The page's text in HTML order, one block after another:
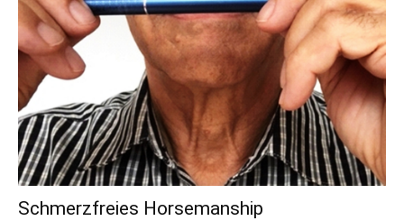
Schmerzfreies Horsemanship